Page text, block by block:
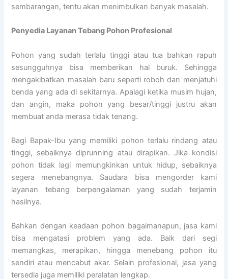
sembarangan, tentu akan menimbulkan banyak masalah.
Penyedia Layanan Tebang Pohon Profesional
Pohon yang sudah terlalu tinggi atau tua bahkan rapuh
sesungguhnya bisa memberikan hal buruk. Sehingga
mengakibatkan masalah baru seperti roboh dan menjatuhi
benda yang ada di sekitarnya. Apalagi ketika musim hujan,
dan angin, maka pohon yang besar/tinggi justru akan
membuat anda merasa tidak tenang.
Bagi Bapak-Ibu yang memiliki pohon terlalu rindang atau
tinggi, sebaiknya diprunning atau dirapikan. Jika kondisi
pohon tidak lagi memungkinkan untuk hidup, sebaiknya
segera menebangnya. Saudara bisa mengorder kami
layanan tebang berpengalaman yang sudah terjamin
hasilnya.
Bahkan dengan keadaan pohon bagaimanapun, jasa kami
bisa mengatasi problem yang ada. Baik dari segi
memangkas, merapikan, hingga menebang pohon itu
sendiri atau mencabut akar. Selain profesional, jasa yang
tersedia juga memiliki peralatan lengkap.